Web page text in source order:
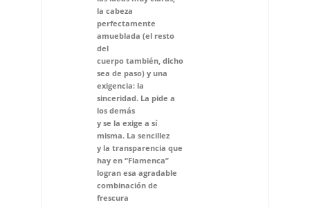
sinceridad. La pide a
los demás
y se la exige a sí
misma. La sencillez
y la transparencia que
hay en “Flamenca”
logran esa agradable
combinación de
frescura
y reposo.
Cada trabajo es el
reflejo de un momento
y la idea que uno
defiende
en cada etapa. Este es tu
cuarto trabajo